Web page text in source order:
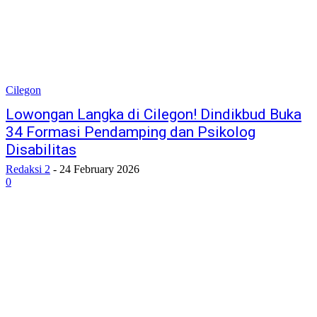
Cilegon
Lowongan Langka di Cilegon! Dindikbud Buka
34 Formasi Pendamping dan Psikolog
Disabilitas
Redaksi 2 - 24 February 2026
0